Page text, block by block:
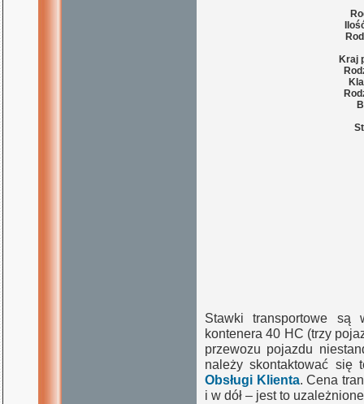
Kraj
Stawki transportowe są
kontenera 40 HC (trzy
przewozu pojazdu
należy skontaktować
Obsługi Klienta. Cena
i w dół – jest to